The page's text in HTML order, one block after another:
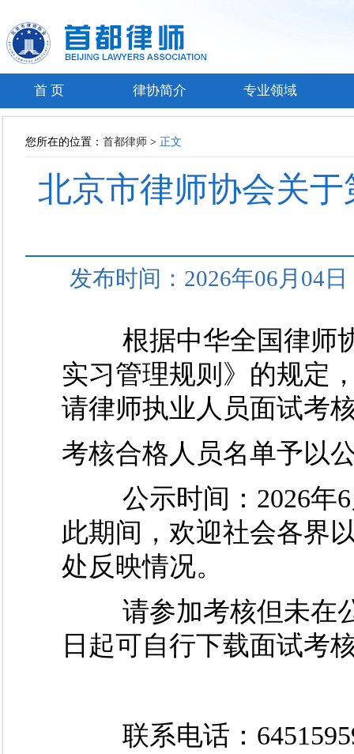
首 页 律协简介 专业领域
您所在的位置： 首都律师 > 正文
北京市律师协会关
发布时间：2026年06月
根据中华全国律师协
实习管理规则》的规定
请律师执业人员面试考
考核合格人员名单予以
公示时间：2026年6
此期间，欢迎社会各界
处反映情况。
请参加考核但未在公
日起可自行下载面试考
联系电话：